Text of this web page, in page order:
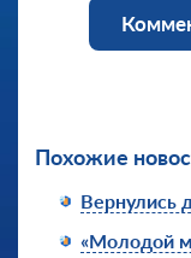
Похожие
Вернулись
«Молодой